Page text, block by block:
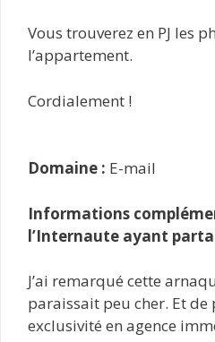
Vous trouverez en PJ les
l’appartement.
Cordialement !
Domaine : E-mail
Informations
l’Internaute ayant
J’ai remarqué cette
paraissait peu cher. Et de
exclusivité en agence